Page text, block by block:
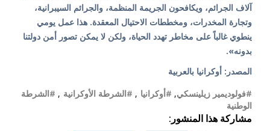
آلاف الجرائم، ويكافحون الجريمة المنظمة، والجرائم السيبرانية،
وتجارة المخدرات، ومخططات الاحتيال المعقدة. هذا عمل يومي
ينطوي غالباً على مخاطر تهدد الحياة، ولكن لا يمكن تصور أمن دولتنا
بدونه».
المصدر: أوكرانيا بالعربية
#فولوديمير زيلينسكي, #أوكرانيا , #الشرطة الأوكرانية , #الشرطة
الوطنية
مشاركة هذا المنشور: